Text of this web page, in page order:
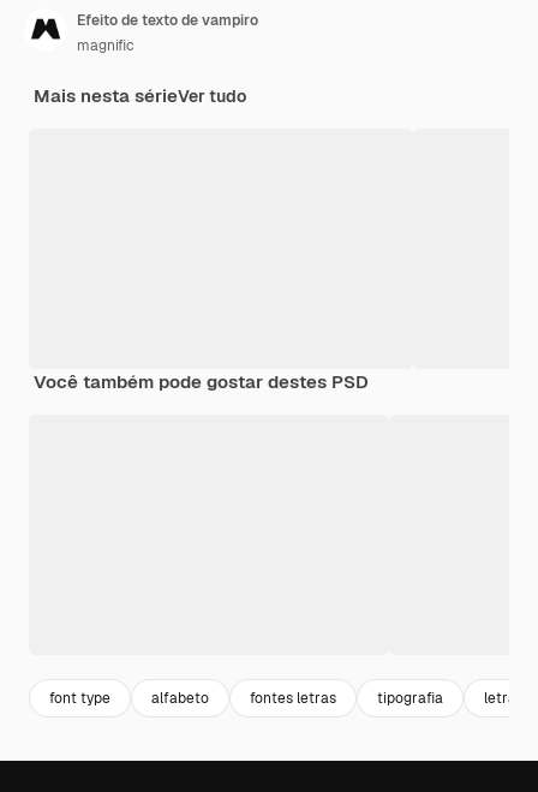
Efeito de texto de vampiro
magnific
Mais nesta sérieVer tudo
Você também pode gostar destes PSD
font type alfabeto fontes letras tipografia letras